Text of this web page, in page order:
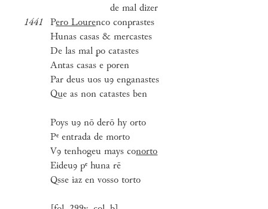
de mal dizer
1441
Pero Lourenco conprastes
Hunas casas & mercastes
De las mal ꝑo catastes
Antas casas e poren
Par deus uos uꝯ enganastes
Que as non catastes ben
Poys uꝯ nō derō hy orto
Pᵉ entrada de morto
Vꝯ tenhogeu mays conorto
Eideuꝯ pᵉ huna rē
Qsse iaz en vosso torto